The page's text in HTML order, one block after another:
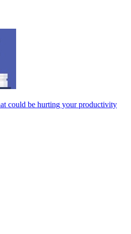
could be hurting your productivity